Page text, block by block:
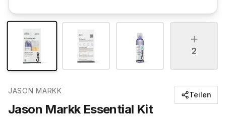
2
JASON MARKK
Jason Markk Essential Kit
Teilen